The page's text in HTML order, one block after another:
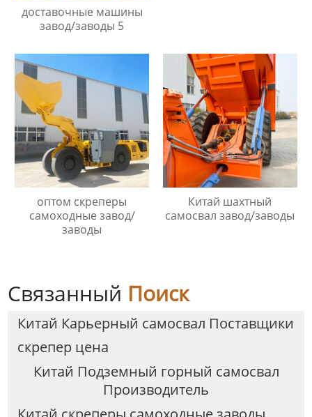
доставочные машины
завод/заводы 5
оптом скреперы
самоходные завод/
заводы
Китай шахтный
самосвал завод/заводы
Связанный Поиск
Китай Карьерный самосвал Поставщики
скрепер цена
Китай Подземный горный самосвал
Производитель